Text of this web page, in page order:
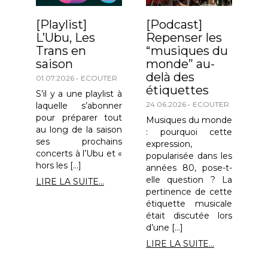
[Playlist]
L’Ubu, Les
Trans en
saison
01.07.2026 ECOUTER
S’il y a une playlist à
laquelle s’abonner
pour préparer tout
au long de la saison
ses prochains
concerts à l’Ubu et «
hors les […]
LIRE LA SUITE...
[Podcast]
Repenser les
“musiques du
monde” au-
delà des
étiquettes
24.06.2026 ECOUTER
Musiques du monde
: pourquoi cette
expression,
popularisée dans les
années 80, pose-t-
elle question ? La
pertinence de cette
étiquette musicale
était discutée lors
d’une […]
LIRE LA SUITE...